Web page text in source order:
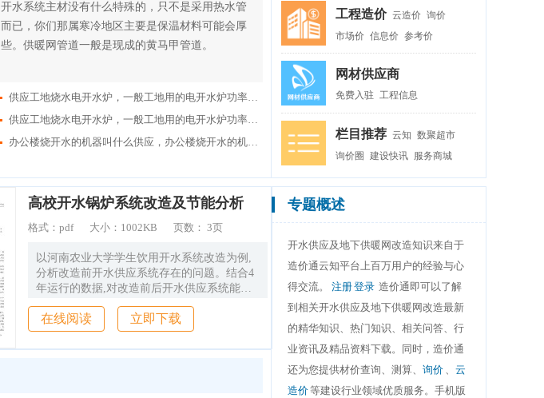
开水系统主材没有什么特殊的，只不是采用热水管
而已，你们那属寒冷地区主要是保温材料可能会厚
些。供暖网管道一般是现成的黄马甲管道。
供应工地烧水电开水炉，一般工地用的电开水炉功率多大
供应工地烧水电开水炉，一般工地用的电开水炉功率多大
办公楼烧开水的机器叫什么供应，办公楼烧开水的机器叫
工程造价 云造价 询价
市场价 信息价 参考价
网材供应商
免费入驻 工程信息
栏目推荐 云知 数聚超市
询价圈
建设快讯 服务商城
高校开水锅炉系统改造及节能分析
格式： pdf 大小： 1002KB 页数： 3页
以河南农业大学学生饮用开水系统改造为例,
分析改造前开水供应系统存在的问题。结合4
年运行的数据,对改造前后开水供应系统能耗
进行对比分析,结果表明,改造后开水供应系统
天然气的利用效率提高了约47%。说明开水供
应系统节能改造是成功的。
在线阅读 立即下载
专题概述
开水供应及地下供暖网改造知识来自于
造价通云知平台上百万用户的经验与心
得交流。 注册登录 造价通即可以了解
到相关开水供应及地下供暖网改造最新
的精华知识、热门知识、相关问答、行
业资讯及精品资料下载。同时，造价通
还为您提供材价查询、测算、 询价 、 云
造价等建设行业领域优质服务。手机版